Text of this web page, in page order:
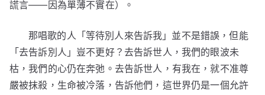
謊言——因為單薄不實在）。
那唱歌的人「等待別人來告訴我」並不是錯誤，但能
「去告訴別人」豈不更好？去告訴世人，我們的眼波未
枯，我們的心仍在奔弛。去告訴世人，有我在，就不准尊
嚴被抹殺，生命被冷落，告訴他們，這世界仍是一個允許